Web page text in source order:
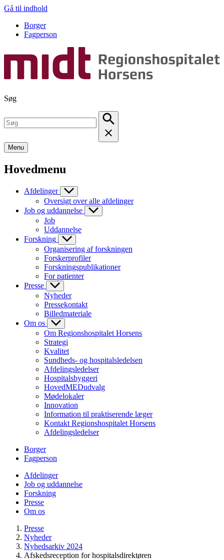
Gå til indhold
Borger
Fagperson
Søg
Menu
Hovedmenu
Afdelinger
Oversigt over alle afdelinger
Job og uddannelse
Job
Uddannelse
Forskning
Organisering af forskningen
Forskerprofiler
Forskningspublikationer
For patienter
Presse
Nyheder
Pressekontakt
Billedmateriale
Om os
Om Regionshospitalet Horsens
Strategi
Kvalitet
Sundheds- og hospitalsledelsen
Afdelingsledelser
Hospitalsbyggeri
HovedMEDudvalg
Mødelokaler
Innovation
Information til praktiserende læger
Kontakt Regionshospitalet Horsens
Afdelingsledelser
Borger
Fagperson
Afdelinger
Job og uddannelse
Forskning
Presse
Om os
Presse
Nyheder
Nyhedsarkiv 2024
Afskedsreception for hospitalsdirektøren